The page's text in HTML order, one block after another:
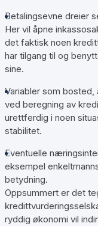
Betalingsevne dreier
Her vil åpne
det faktisk noen
har tilgang til og
sine.
Variabler som
ved beregning av
urettferdig i noen
stabilitet.
Eventuelle
eksempel
betydning.
Oppsummert er det
ryddig økonomi vil